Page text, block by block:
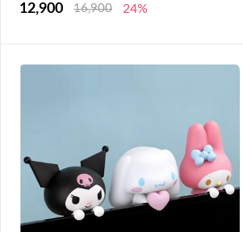
12,900 16,900 24%